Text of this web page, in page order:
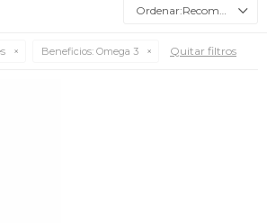
Recomendados
Beneficios: Omega 3 Quitar filtros